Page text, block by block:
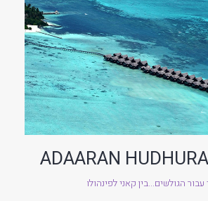
ADAARAN
עבור הגולשים...בין קאני לפינהולו